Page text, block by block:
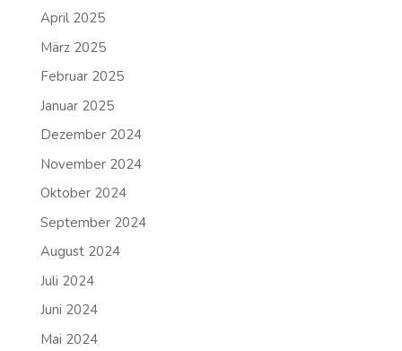
April 2025
März 2025
Februar 2025
Januar 2025
Dezember 2024
November 2024
Oktober 2024
September 2024
August 2024
Juli 2024
Juni 2024
Mai 2024